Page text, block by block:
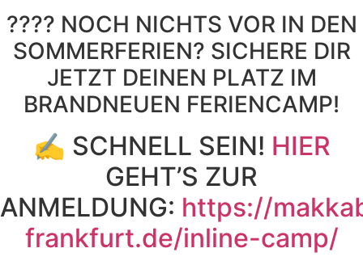
???? NOCH NICHTS VOR IN DEN
SOMMERFERIEN? SICHERE DIR
JETZT DEINEN PLATZ IM
BRANDNEUEN FERIENCAMP!
✍️ SCHNELL SEIN! HIER
GEHT’S ZUR
ANMELDUNG: https://
frankfurt.de/inline-camp/